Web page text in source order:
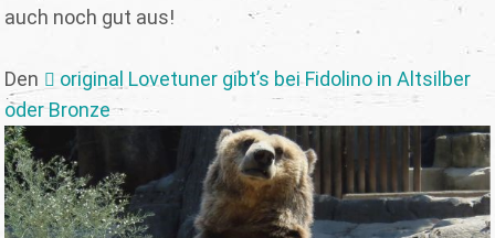
auch noch gut aus!
Den
original Lovetuner gibt’s bei Fidolino in Altsilber
oder Bronze